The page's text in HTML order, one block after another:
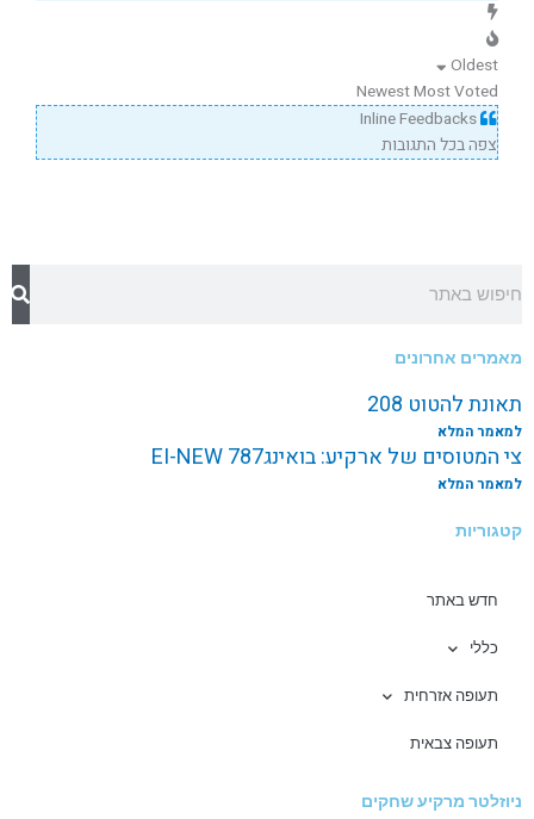
Oldest
NewestMost Voted
צפה בכל התגובות
מאמרים אחרונים
תאונת להטוט 208
למאמר המלא
צי המטוסים של ארקיע: בואינג787 EI-NEW
למאמר המלא
קטגוריות
חדש באתר
כללי
תעופה אזרחית
תעופה צבאית
ניוזלטר מרקיע שחקים